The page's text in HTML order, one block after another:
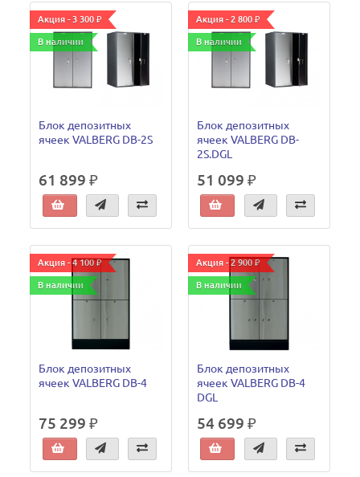
Акция - 3 300 ₽
В наличии
Блок депозитных
ячеек VALBERG DB-2S
61 899 ₽
Акция - 2 800 ₽
В наличии
Блок депозитных
ячеек VALBERG DB-
2S.DGL
51 099 ₽
Акция - 4 100 ₽
В наличии
Блок депозитных
ячеек VALBERG DB-4
75 299 ₽
Акция - 2 900 ₽
В наличии
Блок депозитных
ячеек VALBERG DB-4
DGL
54 699 ₽